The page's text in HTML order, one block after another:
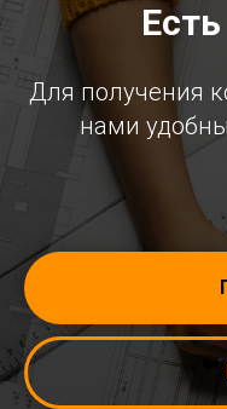
Для получения
нами